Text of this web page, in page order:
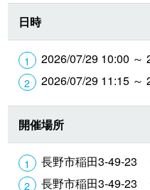
日時
2026/07/29 10:00 ～
2026/07/29 11:15 ～
開催場所
長野市稲田3-49-23
長野市稲田3-49-23